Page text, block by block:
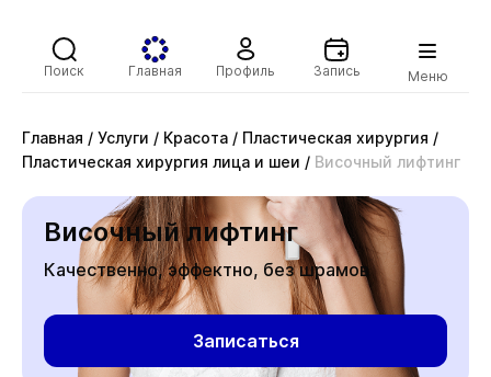
Поиск Главная Профиль Запись Меню
Главная / Услуги / Красота / Пластическая хирургия /
Пластическая хирургия лица и шеи / Височный лифтинг
Височный лифтинг
Качественно, эффектно, без шрамов
Записаться